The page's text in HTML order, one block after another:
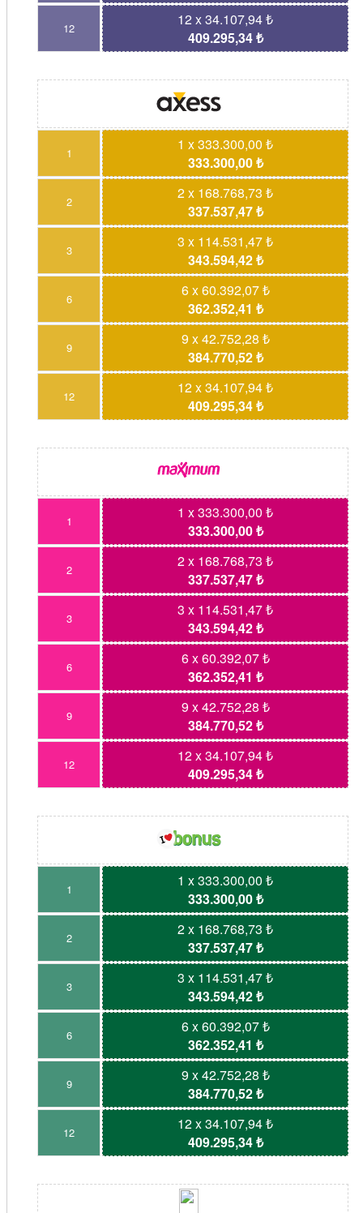
12
12 x 34.107,94 ₺
409.295,34 ₺
1
1 x 333.300,00 ₺
333.300,00 ₺
2
2 x 168.768,73 ₺
337.537,47 ₺
3
3 x 114.531,47 ₺
343.594,42 ₺
6
6 x 60.392,07 ₺
362.352,41 ₺
9
9 x 42.752,28 ₺
384.770,52 ₺
12
12 x 34.107,94 ₺
409.295,34 ₺
1
1 x 333.300,00 ₺
333.300,00 ₺
2
2 x 168.768,73 ₺
337.537,47 ₺
3
3 x 114.531,47 ₺
343.594,42 ₺
6
6 x 60.392,07 ₺
362.352,41 ₺
9
9 x 42.752,28 ₺
384.770,52 ₺
12
12 x 34.107,94 ₺
409.295,34 ₺
1
1 x 333.300,00 ₺
333.300,00 ₺
2
2 x 168.768,73 ₺
337.537,47 ₺
3
3 x 114.531,47 ₺
343.594,42 ₺
6
6 x 60.392,07 ₺
362.352,41 ₺
9
9 x 42.752,28 ₺
384.770,52 ₺
12
12 x 34.107,94 ₺
409.295,34 ₺